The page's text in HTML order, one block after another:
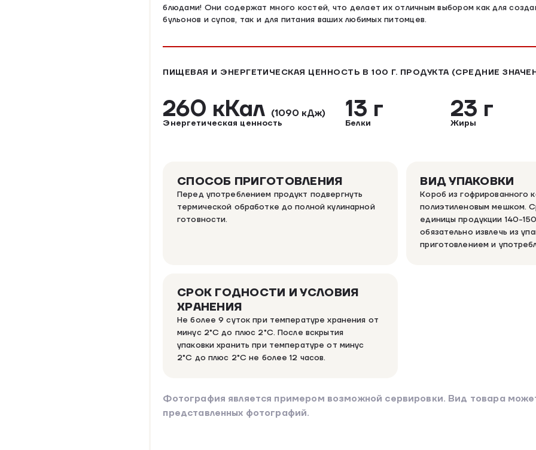
блюдами! Они содержат много костей, что делает их отличным выбором как для
бульонов и супов, так и для питания ваших любимых питомцев.
ПИЩЕВАЯ И ЭНЕРГЕТИЧЕСКАЯ ЦЕННОСТЬ В 100 Г. ПРОДУКТА (СРЕДНИЕ
260 кКал (1090 кДж)
Энергетическая ценность
13 г
Белки
23 г
Жиры
СПОСОБ ПРИГОТОВЛЕНИЯ
Перед употреблением продукт подвергнуть
термической обработке до полной кулинарной
готовности.
ВИД УПАКОВКИ
Короб из гофрированного
полиэтиленовым мешком.
единицы продукции 140-
обязательно извлечь из
приготовлением и
СРОК ГОДНОСТИ И УСЛОВИЯ
ХРАНЕНИЯ
Не более 9 суток при температуре хранения от
минус 2°C до плюс 2°C. После вскрытия
упаковки хранить при температуре от минус
2°C до плюс 2°C не более 12 часов.
Фотография является примером возможной сервировки. Вид товара
представленных фотографий.